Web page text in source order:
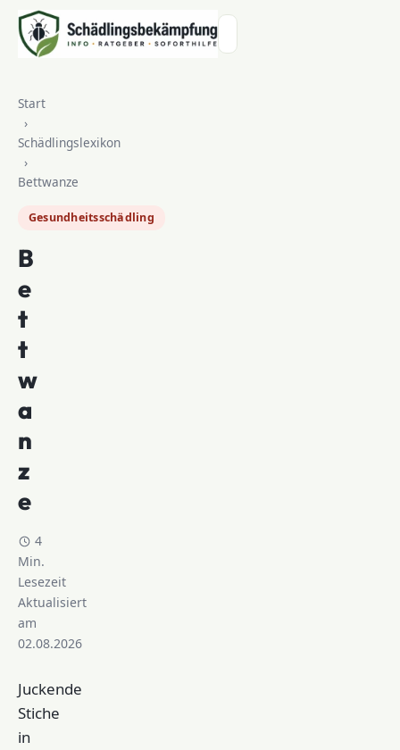
Zum Inhalt springen
Start
›
Schädlingslexikon
›
Bettwanze
Gesundheitsschädling
B
e
t
t
w
a
n
z
e
4
Min.
Lesezeit
Aktualisiert
am
02.08.2026
Juckende
Stiche
in